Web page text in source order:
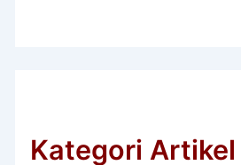
Kategori Artikel